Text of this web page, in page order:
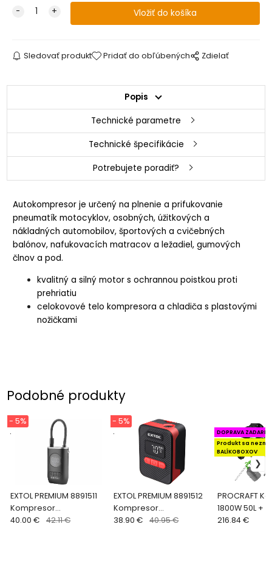
Sledovať produkt Pridať do obľúbených Zdielať
Popis
Technické parametre
Technické špecifikácie
Potrebujete poradiť?
Autokompresor je určený na plnenie a prifukovanie
pneumatík motocyklov, osobných, úžitkových a
nákladných automobilov, športových a cvičebných
balónov, nafukovacích matracov a ležadiel, gumových
člnov a pod.
kvalitný a silný motor s ochrannou poistkou proti
prehriatiu
celokovové telo kompresora a chladiča s plastovými
nožičkami
Podobné produkty
EXTOL PREMIUM 8891511
Kompresor
akumulátorový,
.
- 5%
40.00 € 42.11 €
EXTOL PREMIUM 8891512
Kompresor
akumulátorový,
.
- 5%
38.90 € 40.95 €
PROCRAFT
1800W 50L +
príslušenstva
DOPRAVA
Produkt sa
BALÍKOBOXOV
216.84 €